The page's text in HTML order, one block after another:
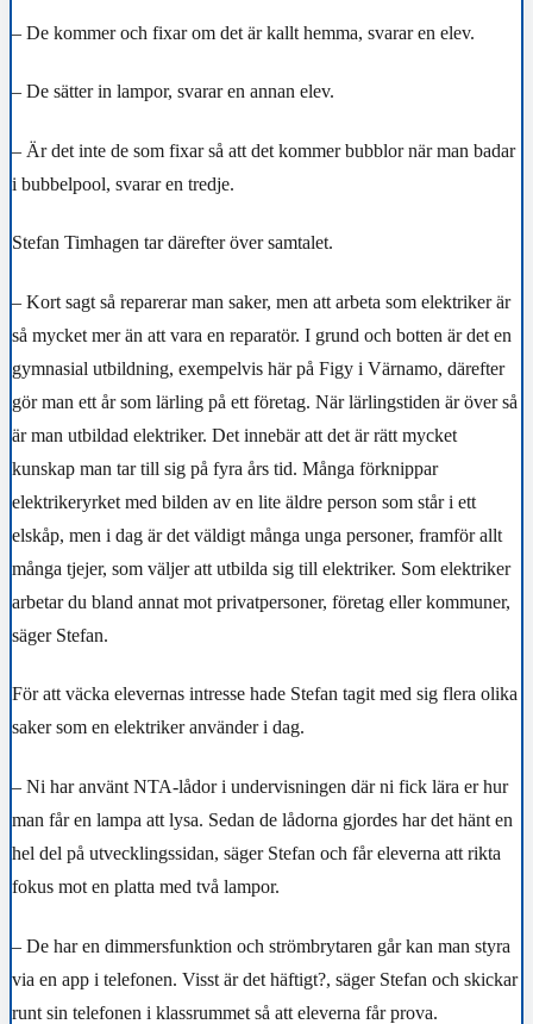
– De kommer och fixar om det är kallt hemma, svarar en elev.
– De sätter in lampor, svarar en annan elev.
– Är det inte de som fixar så att det kommer bubblor när man badar
i bubbelpool, svarar en tredje.
Stefan Timhagen tar därefter över samtalet.
– Kort sagt så reparerar man saker, men att arbeta som elektriker är
så mycket mer än att vara en reparatör. I grund och botten är det en
gymnasial utbildning, exempelvis här på Figy i Värnamo, därefter
gör man ett år som lärling på ett företag. När lärlingstiden är över så
är man utbildad elektriker. Det innebär att det är rätt mycket
kunskap man tar till sig på fyra års tid. Många förknippar
elektrikeryrket med bilden av en lite äldre person som står i ett
elskåp, men i dag är det väldigt många unga personer, framför allt
många tjejer, som väljer att utbilda sig till elektriker. Som elektriker
arbetar du bland annat mot privatpersoner, företag eller kommuner,
säger Stefan.
För att väcka elevernas intresse hade Stefan tagit med sig flera olika
saker som en elektriker använder i dag.
– Ni har använt NTA-lådor i undervisningen där ni fick lära er hur
man får en lampa att lysa. Sedan de lådorna gjordes har det hänt en
hel del på utvecklingssidan, säger Stefan och får eleverna att rikta
fokus mot en platta med två lampor.
– De har en dimmersfunktion och strömbrytaren går kan man styra
via en app i telefonen. Visst är det häftigt?, säger Stefan och skickar
runt sin telefonen i klassrummet så att eleverna får prova.